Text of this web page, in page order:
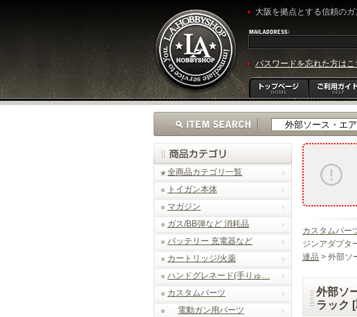
大阪を拠点とする信頼の
パスワードを忘れた方はこ
全商品カテゴリ一覧
トイガン本体
マガジン
ガス/BB弾など 消耗品
バッテリー 充電器など
カートリッジ/火薬
ハンドグレネード(手りゅ…
カスタムパーツ
電動ガン用パーツ
カスタムパー
ジンアダプタ
連品 > 外部ソ
外部ソ
ラック